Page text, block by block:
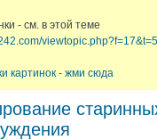
- см. в этой теме
картинок - жми сюда